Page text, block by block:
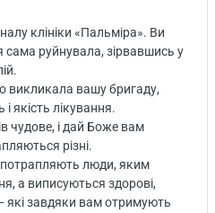
клініки «Пальміра». Ви
сама руйнувала, зірвавшись у
викликала вашу бригаду,
якість лікування.
чудове, і дай Боже вам
різні.
потрапляють люди, яким
а виписуються здорові,
які завдяки вам отримують